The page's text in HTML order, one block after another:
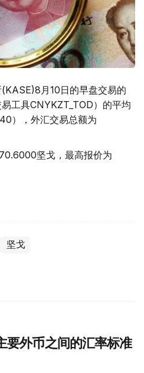
月10日的早盘交易的
工具CNYKZT_TOD）的平均
），外汇交易总额为
坚戈，最高报价为
坚戈
要外币之间的汇率标准